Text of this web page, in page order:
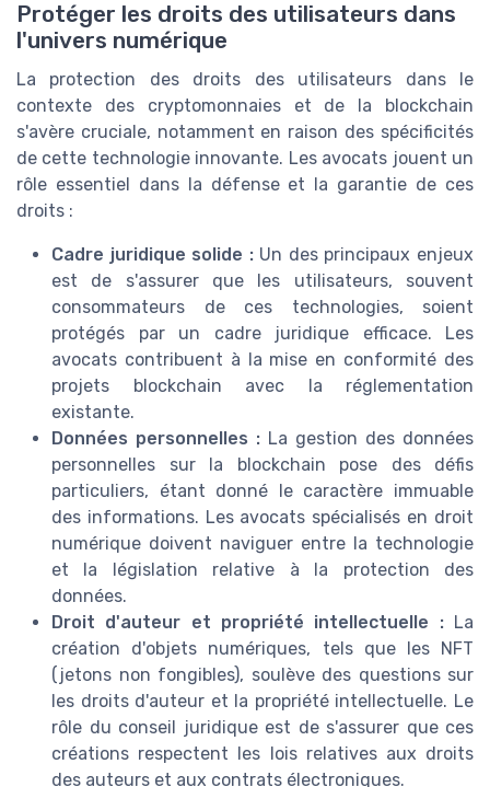
Protéger les droits des utilisateurs dans
l'univers numérique
La protection des droits des utilisateurs dans le
contexte des cryptomonnaies et de la blockchain
s'avère cruciale, notamment en raison des spécificités
de cette technologie innovante. Les avocats jouent un
rôle essentiel dans la défense et la garantie de ces
droits :
Cadre juridique solide :Un des principaux enjeux
est de s'assurer que les utilisateurs, souvent
consommateurs de ces technologies, soient
protégés par un cadre juridique efficace. Les
avocats contribuent à la mise en conformité des
projets blockchain avec la réglementation
existante.
Données personnelles : La gestion des données
personnelles sur la blockchain pose des défis
particuliers, étant donné le caractère immuable
des informations. Les avocats spécialisés en droit
numérique doivent naviguer entre la technologie
et la législation relative à la protection des
données.
Droit d'auteur et propriété intellectuelle :La
création d'objets numériques, tels que les NFT
(jetons non fongibles), soulève des questions sur
les droits d'auteur et la propriété intellectuelle. Le
rôle du conseil juridique est de s'assurer que ces
créations respectent les lois relatives aux droits
des auteurs et aux contrats électroniques.